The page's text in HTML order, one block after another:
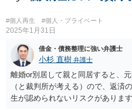
#個人再生 #個人・プライベート
2025年1月31日
借金・債務整理に強い弁護士
小杉 直樹 弁護士
離婚or別居して親と同居すると、
（と裁判所が考える）ので、返済
生が認められないリスクがありま